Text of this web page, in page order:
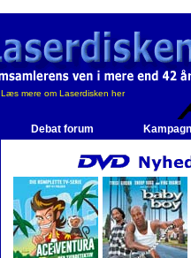
Debat forum
Læs mere om Laserdisken her